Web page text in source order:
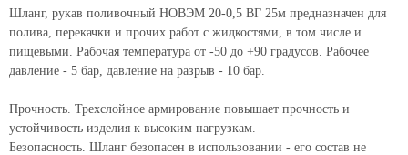
Шланг, рукав поливочный НОВЭМ 20-0,5 ВГ 25м предназначен для
полива, перекачки и прочих работ с жидкостями, в том числе и
пищевыми. Рабочая температура от -50 до +90 градусов. Рабочее
давление - 5 бар, давление на разрыв - 10 бар.
Прочность. Трехслойное армирование повышает прочность и
устойчивость изделия к высоким нагрузкам.
Безопасность. Шланг безопасен в использовании - его состав не